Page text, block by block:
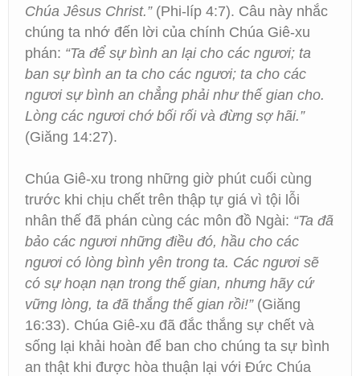
Chúa Jêsus Christ.”(Phi-líp 4:7). Câu này nhắc
chúng ta nhớ đến lời của chính Chúa Giê-xu
phán: “Ta để sự bình an lại cho các ngươi; ta
ban sự bình an ta cho các ngươi; ta cho các
ngươi sự bình an chẳng phải như thế gian cho.
Lòng các ngươi chớ bối rối và đừng sợ hãi.”
(Giăng 14:27).
Chúa Giê-xu trong những giờ phút cuối cùng
trước khi chịu chết trên thập tự giá vì tội lỗi
nhân thế đã phán cùng các môn đồ Ngài: “Ta đã
bảo các ngươi những điều đó, hầu cho các
ngươi có lòng bình yên trong ta. Các ngươi sẽ
có sự hoạn nạn trong thế gian, nhưng hãy cứ
vững lòng, ta đã thắng thế gian rồi!”(Giăng
16:33). Chúa Giê-xu đã đắc thắng sự chết và
sống lại khải hoàn để ban cho chúng ta sự bình
an thật khi được hòa thuận lại với Đức Chúa